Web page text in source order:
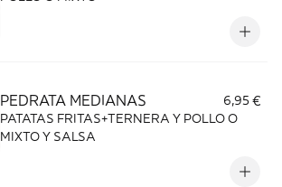
PEDRATA MEDIANAS
6,95 €
PATATAS FRITAS+TERNERA Y POLLO O
MIXTO Y SALSA